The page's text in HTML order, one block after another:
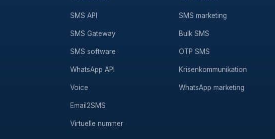
SMS API
SMS Gateway
SMS software
WhatsApp API
Voice
Email2SMS
Virtuelle nummer
SMS marketing
Bulk SMS
OTP SMS
Krisenkommunikation
WhatsApp marketing